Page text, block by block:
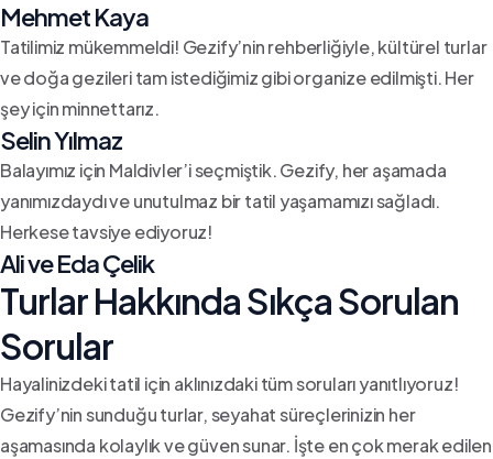
Mehmet Kaya
Tatilimiz mükemmeldi! Gezify’nin rehberliğiyle, kültürel turlar
ve doğa gezileri tam istediğimiz gibi organize edilmişti. Her
şey için minnettarız.
Selin Yılmaz
Balayımız için Maldivler’i seçmiştik. Gezify, her aşamada
yanımızdaydı ve unutulmaz bir tatil yaşamamızı sağladı.
Herkese tavsiye ediyoruz!
Ali ve Eda Çelik
Turlar Hakkında Sıkça Sorulan
Sorular
Hayalinizdeki tatil için aklınızdaki tüm soruları yanıtlıyoruz!
Gezify’nin sunduğu turlar, seyahat süreçlerinizin her
aşamasında kolaylık ve güven sunar. İşte en çok merak edilen